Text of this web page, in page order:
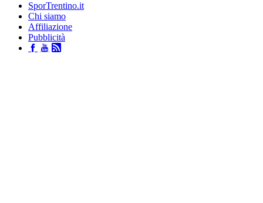
SporTrentino.it
Chi siamo
Affiliazione
Pubblicità